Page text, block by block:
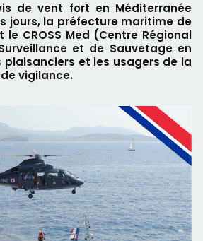
de vent fort en Méditerranée
jours, la préfecture maritime de
CROSS Med (Centre Régional
et de Sauvetage en
plaisanciers et les usagers de la
vigilance.